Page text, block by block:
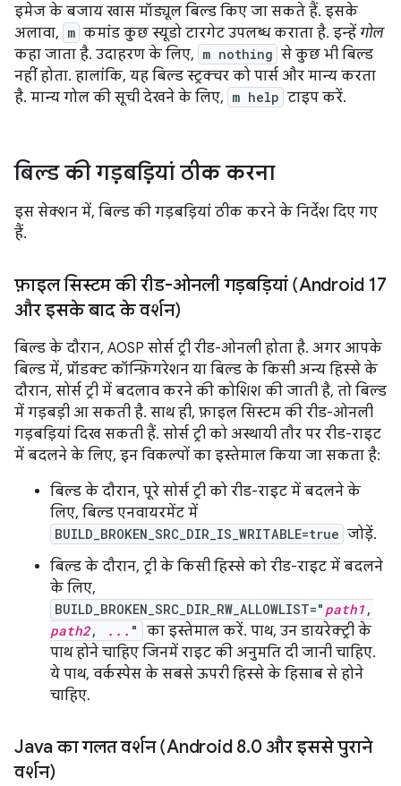
इमेज के बजाय खास मॉड्यूल बिल्ड किए जा सकते हैं. इसके
अलावा, m कमांड कुछ स्यूडो टारगेट उपलब्ध कराता है. इन्हें गोल
कहा जाता है. उदाहरण के लिए, m nothing से कुछ भी बिल्ड
नहीं होता. हालांकि, यह बिल्ड स्ट्रक्चर को पार्स और मान्य करता
है. मान्य गोल की सूची देखने के लिए, m help टाइप करें.
बिल्ड की गड़बड़ियां ठीक करना
इस सेक्शन में, बिल्ड की गड़बड़ियां ठीक करने के निर्देश दिए गए
हैं.
फ़ाइल सिस्टम की रीड-ओनली गड़बड़ियां (Android 17
और इसके बाद के वर्शन)
बिल्ड के दौरान, AOSP सोर्स ट्री रीड-ओनली होता है. अगर आपके
बिल्ड में, प्रॉडक्ट कॉन्फ़िगरेशन या बिल्ड के किसी अन्य हिस्से के
दौरान, सोर्स ट्री में बदलाव करने की कोशिश की जाती है, तो बिल्ड
में गड़बड़ी आ सकती है. साथ ही, फ़ाइल सिस्टम की रीड-ओनली
गड़बड़ियां दिख सकती हैं. सोर्स ट्री को अस्थायी तौर पर रीड-राइट
में बदलने के लिए, इन विकल्पों का इस्तेमाल किया जा सकता है:
बिल्ड के दौरान, पूरे सोर्स ट्री को रीड-राइट में बदलने के
लिए, बिल्ड एनवायरमेंट में
BUILD_BROKEN_SRC_DIR_IS_WRITABLE=true जोड़ें.
बिल्ड के दौरान, ट्री के किसी हिस्से को रीड-राइट में बदलने
के लिए,
BUILD_BROKEN_SRC_DIR_RW_ALLOWLIST=" path1 ,
path2, ... "
का इस्तेमाल करें. पाथ, उन डायरेक्ट्री के
पाथ होने चाहिए जिनमें राइट की अनुमति दी जानी चाहिए.
ये पाथ, वर्कस्पेस के सबसे ऊपरी हिस्से के हिसाब से होने
चाहिए.
Java का गलत वर्शन (Android 8.0 और इससे पुराने
वर्शन)